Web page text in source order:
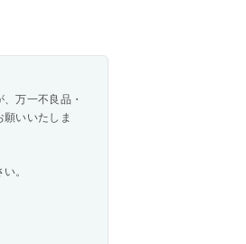
万一不良品・
いいたしま
。